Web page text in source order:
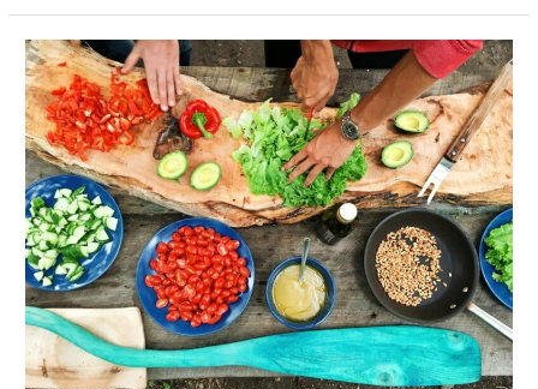
Ernährung
und
Garten:
Wie
der
eigene
Anbau
Ihre
Ernährung
verbessern
kann